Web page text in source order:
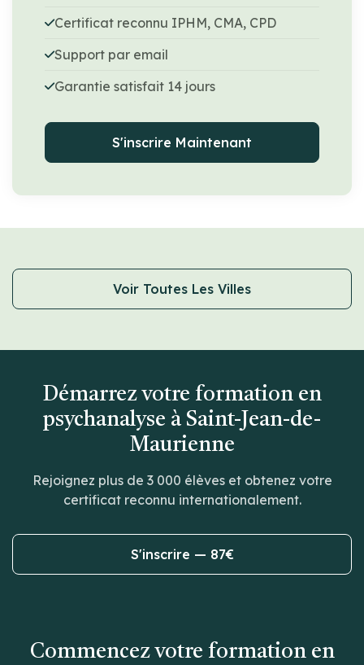
Certificat reconnu IPHM, CMA, CPD
Support par email
Garantie satisfait 14 jours
S'inscrire Maintenant
Voir Toutes Les Villes
Démarrez votre formation en
psychanalyse à Saint-Jean-de-
Maurienne
Rejoignez plus de 3 000 élèves et obtenez votre
certificat reconnu internationalement.
S'inscrire — 87€
Commencez votre formation en